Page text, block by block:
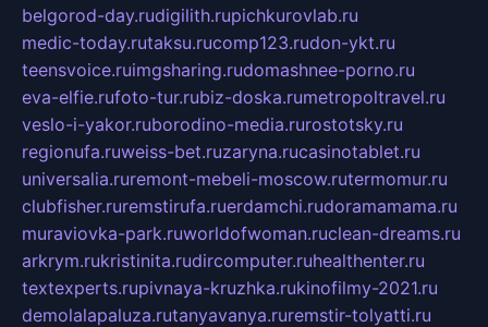
belgorod-day.rudigilith.rupichkurovlab.ru
medic-today.rutaksu.rucomp123.rudon-ykt.ru
teensvoice.ruimgsharing.rudomashnee-porno.ru
eva-elfie.rufoto-tur.rubiz-doska.rumetropoltravel.ru
veslo-i-yakor.ruborodino-media.rurostotsky.ru
regionufa.ruweiss-bet.ruzaryna.rucasinotablet.ru
universalia.ruremont-mebeli-moscow.rutermomur.ru
clubfisher.ruremstirufa.ruerdamchi.rudoramamama.ru
muraviovka-park.ruworldofwoman.ruclean-dreams.ru
arkrym.rukristinita.rudircomputer.ruhealthenter.ru
textexperts.rupivnaya-kruzhka.rukinofilmy-2021.ru
demolalapaluza.rutanyavanya.ruremstir-tolyatti.ru